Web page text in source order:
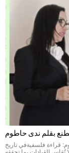
بقلم ندى حاطوم
قراءة فلسفيةفي تاريخ